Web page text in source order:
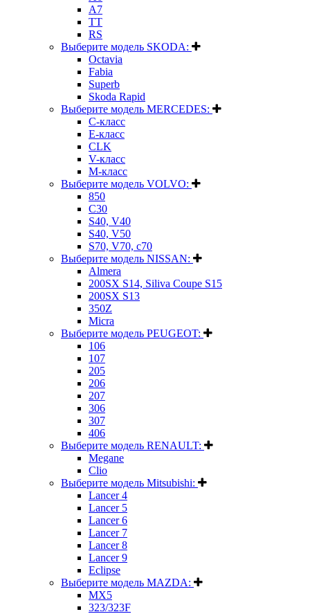
A7
TT
RS
Выберите модель SKODA:
Octavia
Fabia
Superb
Skoda Rapid
Выберите модель MERCEDES:
C-класс
E-класс
CLK
V-класс
M-класс
Выберите модель VOLVO:
850
C30
S40, V40
S40, V50
S70, V70, c70
Выберите модель NISSAN:
Almera
200SX S14, Siliva Coupe S15
200SX S13
350Z
Micra
Выберите модель PEUGEOT:
106
107
205
206
207
306
307
406
Выберите модель RENAULT:
Megane
Clio
Выберите модель Mitsubishi:
Lancer 4
Lancer 5
Lancer 6
Lancer 7
Lancer 8
Lancer 9
Eclipse
Выберите модель MAZDA:
MX5
323/323F